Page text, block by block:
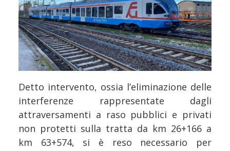
Detto intervento, ossia l’eliminazione delle
interferenze rappresentate dagli
attraversamenti a raso pubblici e privati
non protetti sulla tratta da km 26+166 a
km 63+574, si è reso necessario per